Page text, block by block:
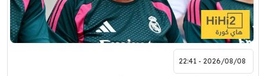
2026/08/08 - 22:41